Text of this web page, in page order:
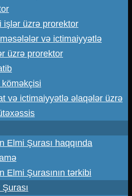
işlər üzrə prorektor
və ictimaiyyətlə
üzrə prorektor
və ictimaiyyətlə əlaqələr üzrə
Elmi Şurası haqqında
Elmi Şurasının tərkibi